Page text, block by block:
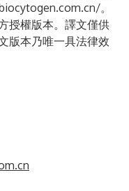
。
授權版本。譯文僅供
版本乃唯一具法律效